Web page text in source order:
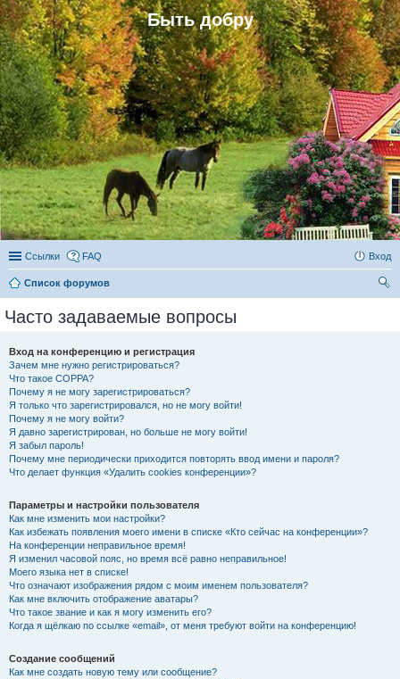
Быть добру
Ссылки FAQ Вход
Список форумов
Часто задаваемые вопросы
Вход на конференцию и регистрация
Зачем мне нужно регистрироваться?
Что такое COPPA?
Почему я не могу зарегистрироваться?
Я только что зарегистрировался, но не могу войти!
Почему я не могу войти?
Я давно зарегистрирован, но больше не могу войти!
Я забыл пароль!
Почему мне периодически приходится повторять ввод имени и пароля?
Что делает функция «Удалить cookies конференции»?
Параметры и настройки пользователя
Как мне изменить мои настройки?
Как избежать появления моего имени в списке «Кто сейчас на конференции»?
На конференции неправильное время!
Я изменил часовой пояс, но время всё равно неправильное!
Моего языка нет в списке!
Что означают изображения рядом с моим именем пользователя?
Как мне включить отображение аватары?
Что такое звание и как я могу изменить его?
Когда я щёлкаю по ссылке «email», от меня требуют войти на конференцию!
Создание сообщений
Как мне создать новую тему или сообщение?